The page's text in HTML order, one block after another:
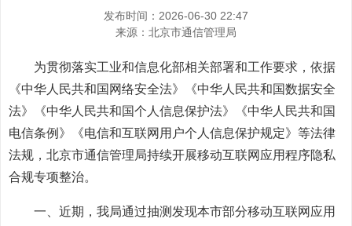
发布时间：2026-06-30 22:47
来源： 北京市通信管理局
为贯彻落实工业和信息化部相关部署和工作要求，依据
《中华人民共和国网络安全法》《中华人民共和国数据安全
法》《中华人民共和国个人信息保护法》《中华人民共和国
电信条例》《电信和互联网用户个人信息保护规定》等法律
法规，北京市通信管理局持续开展移动互联网应用程序隐私
合规专项整治。
一、近期，我局通过抽测发现本市部分移动互联网应用